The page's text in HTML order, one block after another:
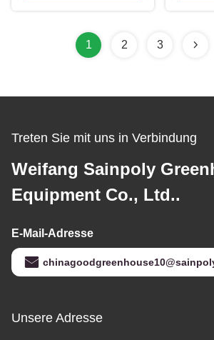
1 2 3
Treten Sie mit uns in Verbindung
Weifang Sainpoly
Equipment Co., Ltd..
E-Mail-Adresse
Unsere Adresse